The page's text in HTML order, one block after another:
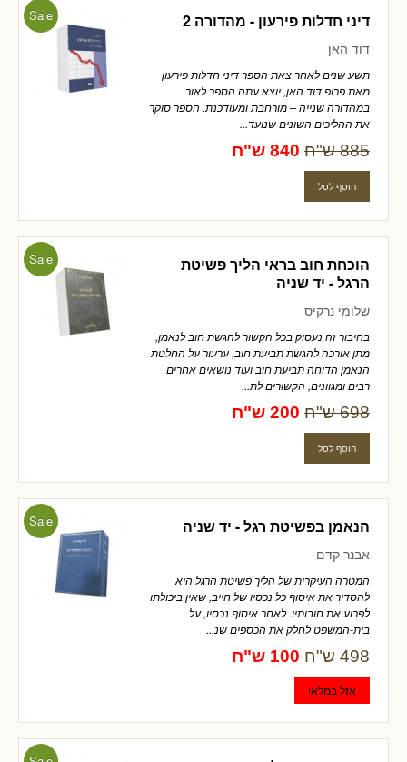
Sale דיני חדלות פירעון - מהדורה 2
דוד האן
תשע שנים לאחר צאת הספר דיני חדלות פירעון
מאת פרופ דוד האן, יוצא עתה הספר לאור
במהדורה שנייה – מורחבת ומעודכנת. הספר סוקר
את ההליכים השונים שנועד...
885 ש"ח 840 ש"ח
Sale
הוכחת חוב בראי הליך פשיטת
הרגל - יד שניה
שלומי נרקיס
בחיבור זה נעסוק בכל הקשור להגשת חוב לנאמן,
מתן אורכה להגשת תביעת חוב, ערעור על החלטת
הנאמן הדוחה תביעת חוב ועוד נושאים אחרים
רבים ומגוונים, הקשורים לת...
698 ש"ח 200 ש"ח
Sale הנאמן בפשיטת רגל - יד שניה
אבנר קדם
המטרה העיקרית של הליך פשיטת הרגל היא
להסדיר את איסוף כל נכסיו של חייב, שאין ביכולתו
לפרוע את חובותיו. לאחר איסוף נכסיו, על
בית-המשפט לחלק את הכספים שנ...
498 ש"ח 100 ש"ח